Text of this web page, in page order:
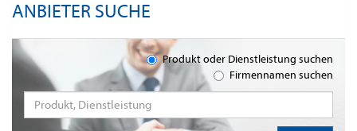
ANBIETER SUCHE
Produkt oder Dienstleistung suchen
Firmennamen suchen